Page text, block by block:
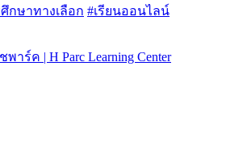
กษาทางเลือก #เรียนออนไลน์
าร์ค | H Parc Learning Center